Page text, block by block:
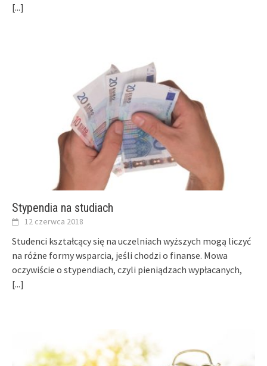
[...]
Stypendia na studiach
12 czerwca 2018
Studenci kształcący się na uczelniach wyższych mogą liczyć
na różne formy wsparcia, jeśli chodzi o finanse. Mowa
oczywiście o stypendiach, czyli pieniądzach wypłacanych,
[...]